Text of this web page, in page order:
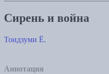
Сирень и война
Тоидзуми Ё.
Аннотация